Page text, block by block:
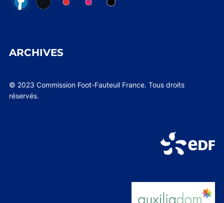
ARCHIVES
© 2023 Commission Foot-Fauteuil France. Tous droits
réservés.